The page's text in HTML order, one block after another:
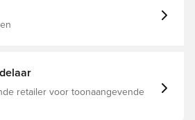
retailer voor toonaangevende